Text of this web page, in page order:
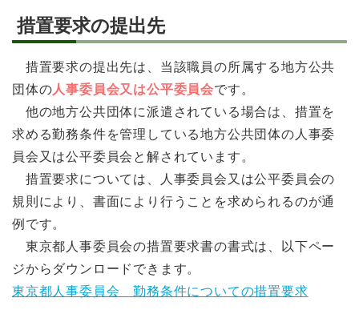
措置要求の提出先
措置要求の提出先は、当該職員の所属する地方公共
団体の人事委員会又は公平委員会です。
他の地方公共団体に派遣されている場合は、措置を
求める勤務条件を管理している地方公共団体の人事委
員会又は公平委員会と解されています。
措置要求については、人事委員会又は公平委員会の
規則により、書面により行うことを求められるのが通
例です。
東京都人事委員会の措置要求書の書式は、以下ペー
ジからダウンロードできます。
東京都人事委員会 勤務条件についての措置要求